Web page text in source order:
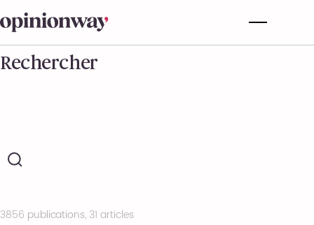
Rechercher
3856 publications, 31 articles